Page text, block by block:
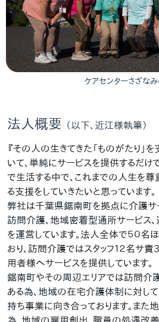
ケアセンターさざな
法人概要 （以下、近江様執筆）
『その人の生きてきた「ものがたり」
いて、単純にサービスを提供するだけ
で生活する中で、これまでの人生を尊
る支援をしていきたいと思っています。
弊社は千葉県鋸南町を拠点に介護サ
訪問介護、地域密着型通所サービス
を運営しています。法人全体で５０名
おり、訪問介護ではスタッフ１２名サ
用者様へサービスを提供しています。
鋸南町やその周辺エリアでは訪問介
ある為、地域の在宅介護体制に対し
持ち事業に向き合っております。また